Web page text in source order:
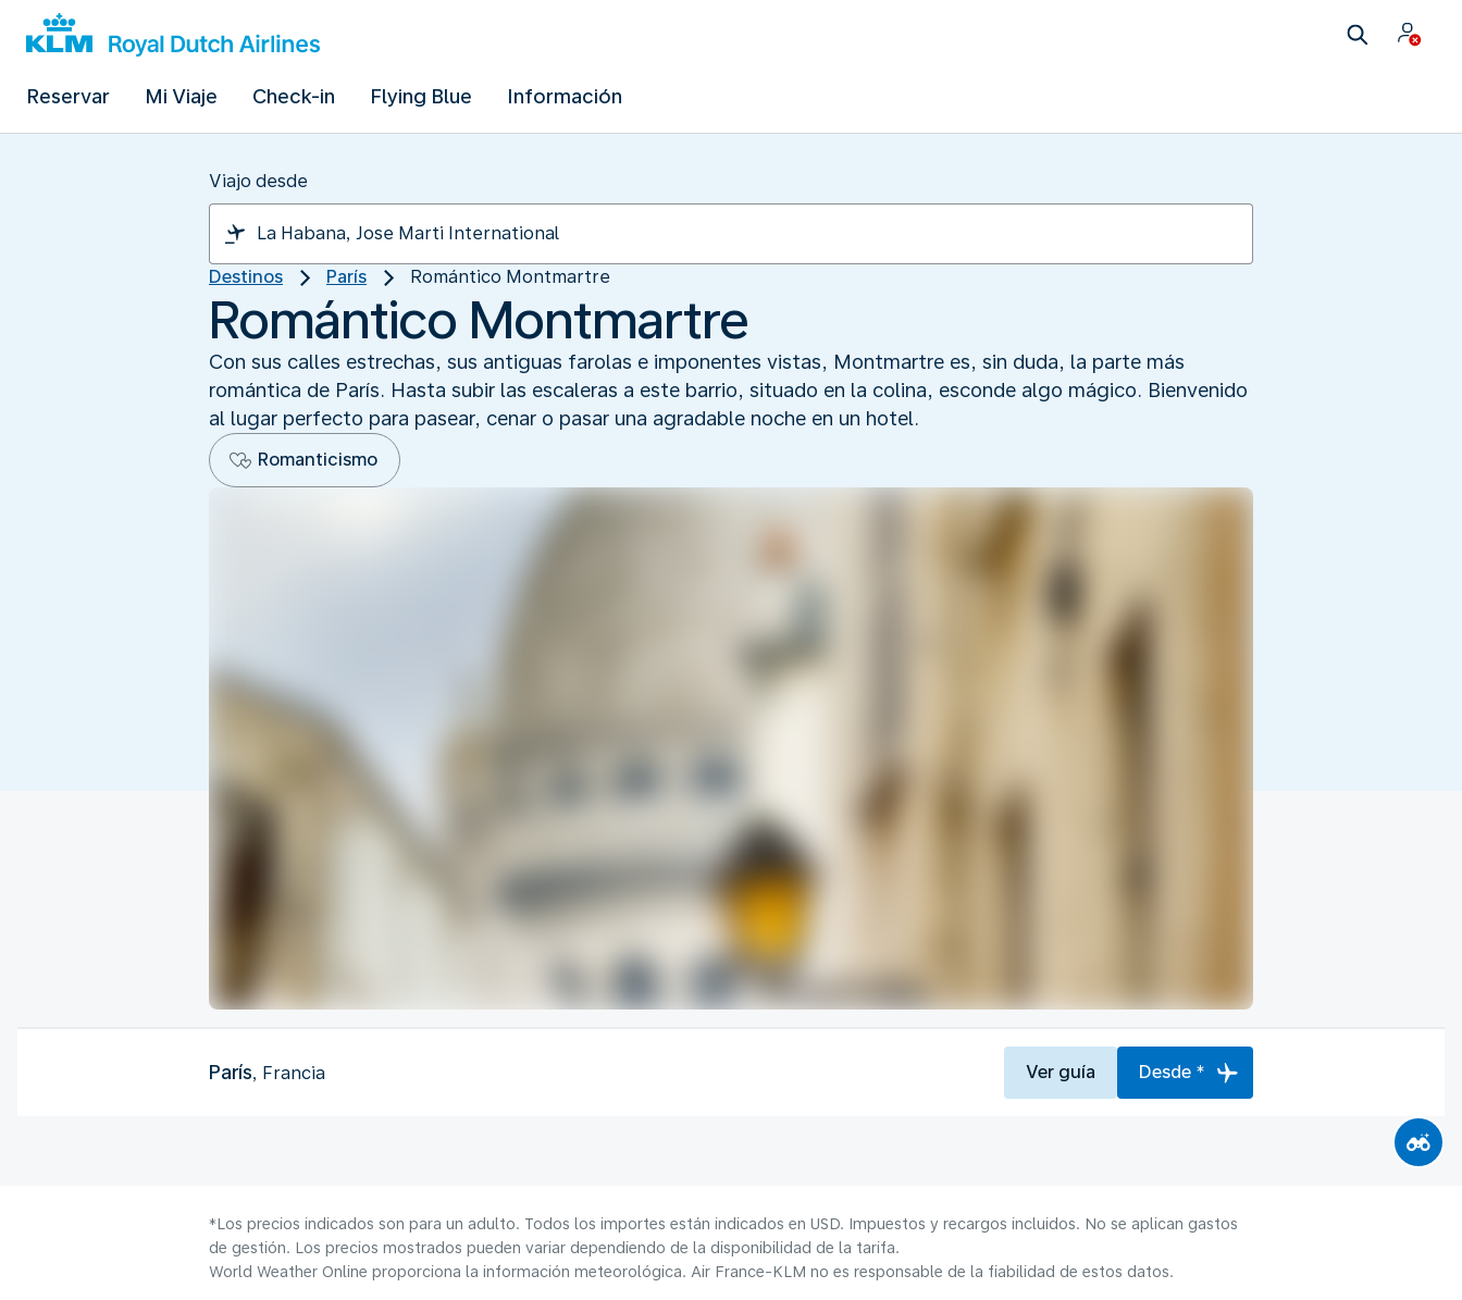
Reservar Mi Viaje Check-in Flying Blue Información
Viajo desde
Destinos París Romántico Montmartre
Romántico Montmartre
Con sus calles estrechas, sus antiguas farolas e imponentes vistas, Montmartre es, sin duda, la parte más
romántica de París. Hasta subir las escaleras a este barrio, situado en la colina, esconde algo mágico. Bienvenido
al lugar perfecto para pasear, cenar o pasar una agradable noche en un hotel.
Romanticismo
París, Francia Ver guía Desde *
*Los precios indicados son para un adulto. Todos los importes están indicados en USD. Impuestos y recargos incluidos. No se aplican gastos
de gestión. Los precios mostrados pueden variar dependiendo de la disponibilidad de la tarifa.
World Weather Online proporciona la información meteorológica. Air France-KLM no es responsable de la fiabilidad de estos datos.